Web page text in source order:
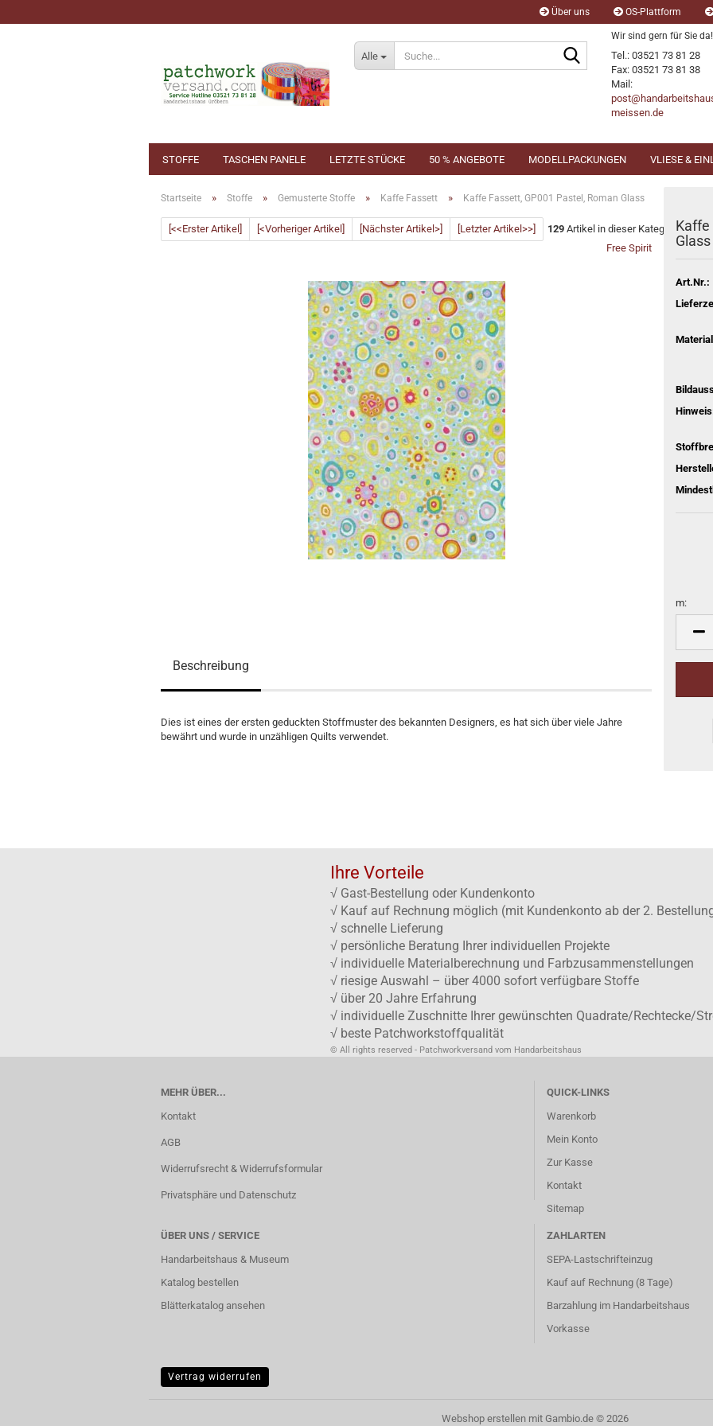
Über uns OS-Plattform
Alle
Wir sind gern für Sie da!
Tel.: 03521 73 81 28
Fax: 03521 73 81 38
Mail:
meissen.de
STOFFE TASCHEN PANELE LETZTE STÜCKE 50 % ANGEBOTE MODELLPACKUNGEN VLIESE &
Startseite » Stoffe » Gemusterte Stoffe » Kaffe Fassett » Kaffe Fassett, GP001 Pastel, Roman Glass
[<<Erster Artikel] [<Vorheriger Artikel] [Nächster Artikel>] [Letzter Artikel>>] 129 Artikel in dieser Kategorie
Free Spirit
Kaffe
Glass
Art.Nr.:
m:
Beschreibung
Dies ist eines der ersten geduckten Stoffmuster des bekannten Designers, es hat sich über viele Jahre
bewährt und wurde in unzähligen Quilts verwendet.
Ihre Vorteile
√ Gast-Bestellung oder Kundenkonto
√ Kauf auf Rechnung möglich (mit Kundenkonto ab der 2.
√ schnelle Lieferung
√ persönliche Beratung Ihrer individuellen Projekte
√ individuelle Materialberechnung und Farbzusammenstellungen
√ riesige Auswahl – über 4000 sofort verfügbare Stoffe
√ über 20 Jahre Erfahrung
√ individuelle Zuschnitte Ihrer gewünschten Quadrate/Rechtecke/
√ beste Patchworkstoffqualität
© All rights reserved - Patchworkversand vom Handarbeitshaus
MEHR ÜBER...
Kontakt
AGB
Widerrufsrecht & Widerrufsformular
Privatsphäre und Datenschutz
QUICK-LINKS
Warenkorb
Mein Konto
Zur Kasse
Kontakt
Sitemap
ÜBER UNS / SERVICE
Handarbeitshaus & Museum
Katalog bestellen
Blätterkatalog ansehen
ZAHLARTEN
SEPA-Lastschrifteinzug
Kauf auf Rechnung (8 Tage)
Barzahlung im Handarbeitshaus
Vorkasse
Vertrag widerrufen
Webshop erstellenmit Gambio.de © 2026